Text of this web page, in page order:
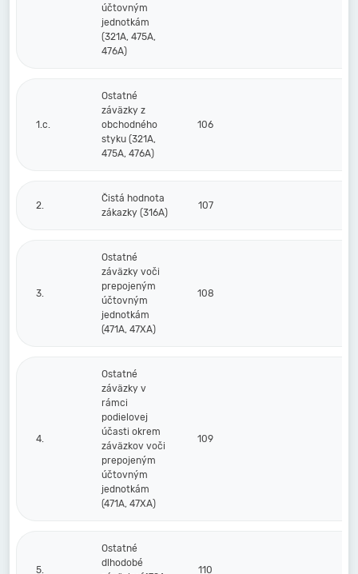
účtovným
jednotkám
(321A, 475A,
476A)
1.c.
Ostatné
záväzky z
obchodného
styku (321A,
475A, 476A)
106
2.
Čistá hodnota
zákazky (316A)
107
3.
Ostatné
záväzky voči
prepojeným
účtovným
jednotkám
(471A, 47XA)
108
4.
Ostatné
záväzky v
rámci
podielovej
účasti okrem
záväzkov voči
prepojeným
účtovným
jednotkám
(471A, 47XA)
109
5.
Ostatné
dlhodobé
110